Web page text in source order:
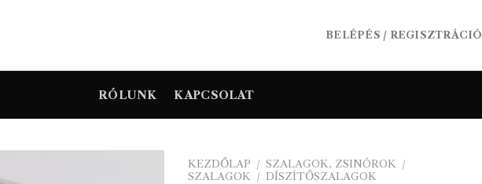
BELÉPÉS / REGISZTRÁCIÓ
RÓLUNK KAPCSOLAT
KEZDŐLAP / SZALAGOK, ZSINÓROK /
SZALAGOK / DÍSZÍTŐSZALAGOK